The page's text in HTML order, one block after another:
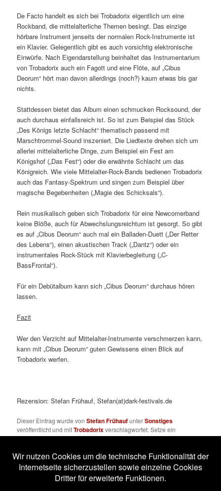
De Facto handelt es sich bei Trobadorix eigentlich um eine
Rockband, die mittelalterliche Themen besingt. Das einzige
hörbare Instrument jenseits der normalen Rock-Instrumente ist
ein Klavier. Gelegentlich gibt es auch vorsichtig elektronische
Einwürfe. Nach Eigendarstellung beinhaltet das Instrumentarium
von Trobadorix auch ein Fagott und eine Flöte, auf „Cibus
Deorum“ hört man davon allerdings (noch?) kaum etwas bis gar
nichts.
Stattdessen bietet das Album einen schmucken Rocksound, der
auch durchaus einfallsreich ist. So ist zum Beispiel das Stück
„Des Königs letzte Schlacht“ thematisch passend mit
Marschtrommel-Sound inszeniert. Die Liedtexte drehen sich um
allerlei mittelalterliche Dinge, zum Beispiel ein Fest am
Königshof („Das Fest“) oder die erwähnte Schlacht um das
Königreich. Wie viele Mittelalter-Rock-Bands bedienen Trobadorix
auch das Fantasy-Spektrum und singen zum Beispiel über
magische Begebenheiten („Magie des Schicksals“).
Rein musikalisch geben sich Trobadorix für eine Newcomerband
keine Blöße, auch für Abwechslungsreichtum ist gesorgt. So gibt
es auf „Cibus Deorum“ auch mal ein Balladen-Duett („Der Retter
des Lebens“), einen akustischen Track („Dantz“) oder ein
instrumentales Rock-Stück mit Klavierbegleitung („C-
BassFrontal“).
Für ein Debütalbum kann sich „Cibus Deorum“ durchaus hören
lassen.
Fazit
Wer den Verzicht auf Mittelalter-Instrumente verschmerzen kann,
kann mit „Cibus Deorum“ guten Gewissens einen Blick auf
Trobadorix werfen.
Rezension: Stefan Frühauf, Stefan(at)dark-festivals.de
Dieser Eintrag wurde vonStefan FrühaufunterSonstiges
veröffentlicht und mitTrobadorixverschlagwortet. Setze ein
Lesezeichen für denPermalink.
Impressum